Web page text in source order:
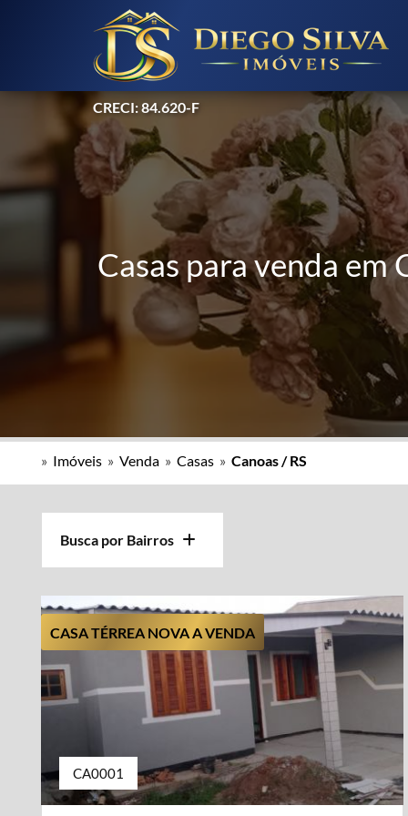
CRECI: 84.620-F
Casas para venda em
» Imóveis » Venda » Casas » Canoas / RS
Busca por Bairros
CASA TÉRREA NOVA A VENDA
CA0001